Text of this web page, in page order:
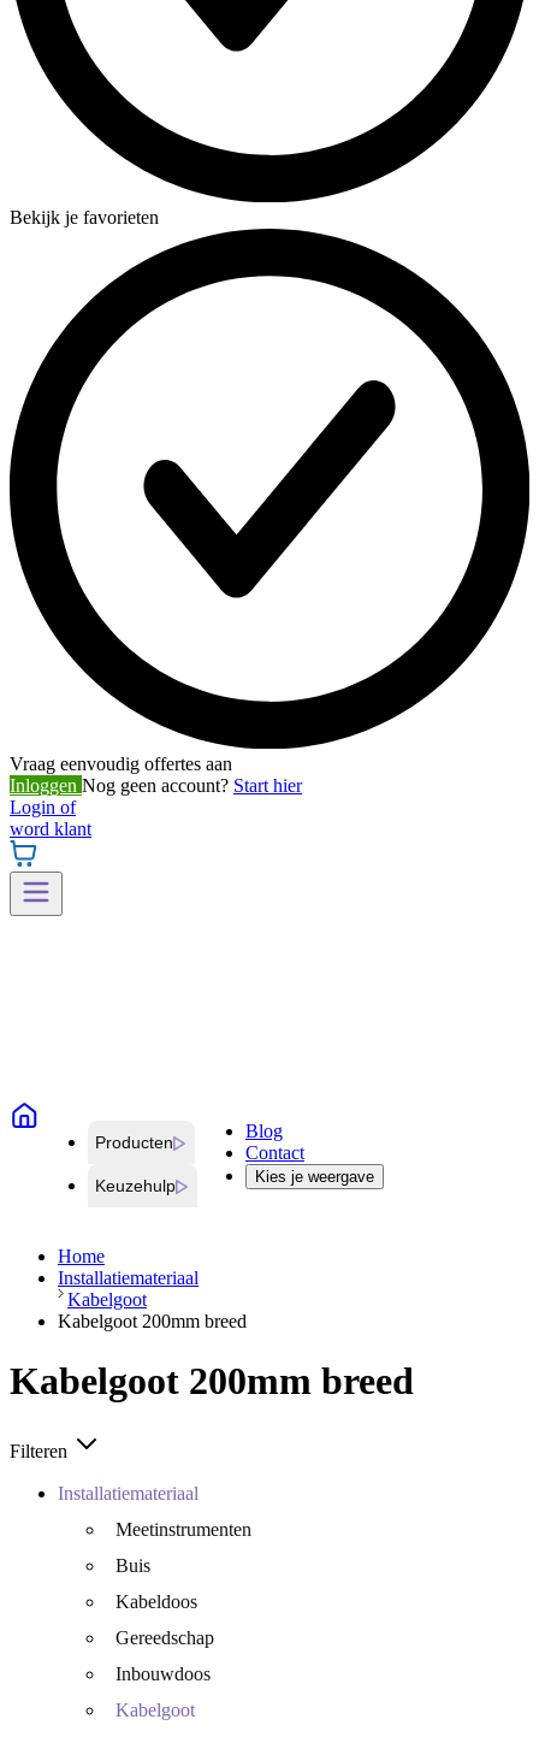
Bekijk je favorieten
Vraag eenvoudig offertes aan
Inloggen Nog geen account? Start hier
Login of
word klant
Producten
Keuzehulp
Blog
Contact
Kies je weergave
Home
Installatiemateriaal
Kabelgoot
Kabelgoot 200mm breed
Kabelgoot 200mm breed
Filteren
Installatiemateriaal
Meetinstrumenten
Buis
Kabeldoos
Gereedschap
Inbouwdoos
Kabelgoot